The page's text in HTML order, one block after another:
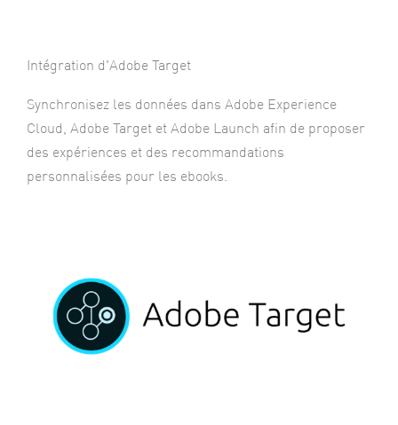
Intégration d'Adobe Target
Synchronisez les données dans Adobe Experience
Cloud, Adobe Target et Adobe Launch afin de proposer
des expériences et des recommandations
personnalisées pour les ebooks.